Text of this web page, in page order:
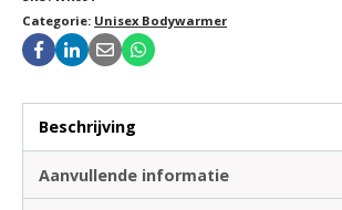
Categorie: Unisex Bodywarmer
Beschrijving
Aanvullende informatie